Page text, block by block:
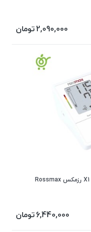
2,090,000تومان
6,440,000تومان